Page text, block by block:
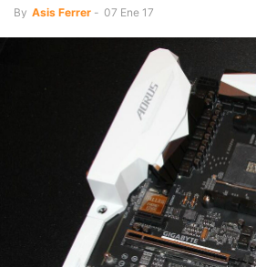
By Asis Ferrer - 07 Ene 17